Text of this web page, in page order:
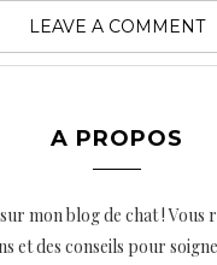
A PROPOS
mon blog de chat ! Vous
et des conseils pour